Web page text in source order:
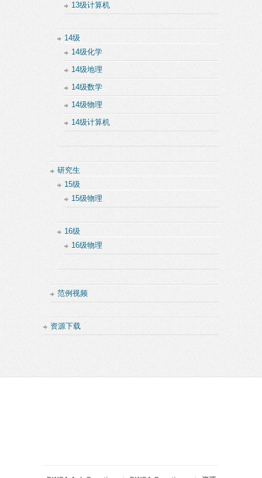
13级计算机
14级
14级化学
14级地理
14级数学
14级物理
14级计算机
研究生
15级
15级物理
16级
16级物理
范例视频
资源下载